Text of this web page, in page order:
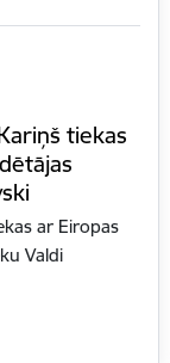
tiekas
ar Eiropas
Valdi